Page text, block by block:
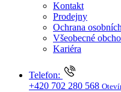
Telefon:
+420 702 280 568
E-mail:
eshop@exejeans.cz